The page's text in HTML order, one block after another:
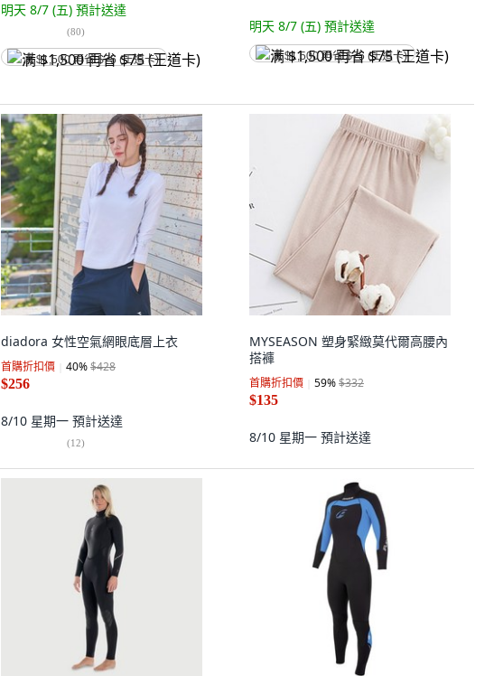
明天 8/7 (五) 預計送達
(80)
满 $1,500 再省 $75 (王道卡)
明天 8/7 (五) 預計送達
满 $1,500 再省 $75 (王道卡)
diadora 女性空氣網眼底層上衣
首購折扣價 40%$428
$256
8/10 星期一 預計送達
(12)
MYSEASON 塑身緊緻莫代爾高腰內
搭褲
首購折扣價 59%$332
$135
8/10 星期一 預計送達